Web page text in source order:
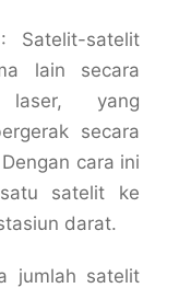
: Satelit-satelit
lain secara
yang
secara
cara ini
satelit ke
darat.
jumlah satelit